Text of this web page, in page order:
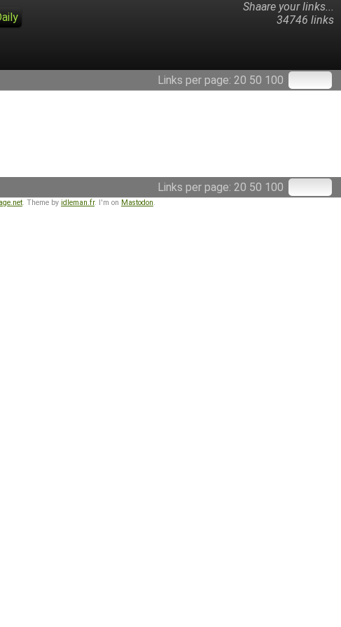
Shaare your links...
34746 links
Links per page: 20 50 100
Links per page: 20 50 100
. Theme by idleman.fr. I'm on Mastodon.